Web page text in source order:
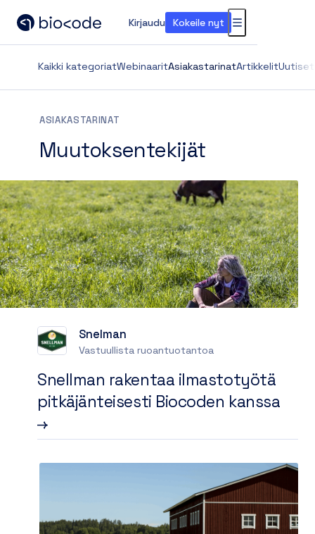
Kirjaudu Kokeile nyt
Valikko
Kaikki kategoriatWebinaaritAsiakastarinatArtikkelitUutiset
ASIAKASTARINAT
Muutoksentekijät
Snelman
Vastuullista ruoantuotantoa
Snellman rakentaa ilmastotyötä
pitkäjänteisesti Biocoden kanssa